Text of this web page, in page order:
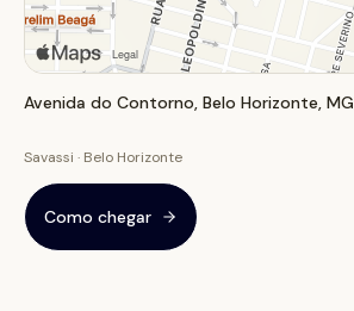
Avenida do Contorno, Belo Horizonte, MG
Savassi · Belo Horizonte
Como chegar